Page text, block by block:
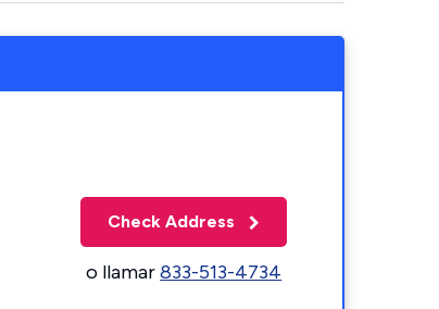
Check Address
o llamar833-513-4734